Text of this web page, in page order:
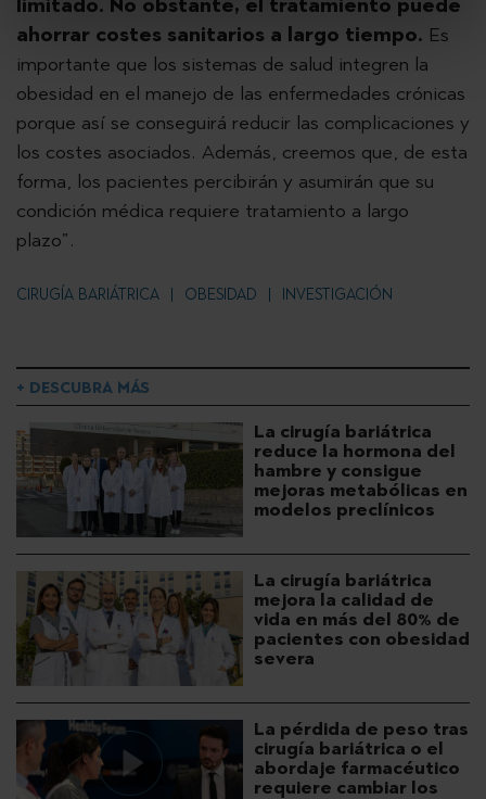
limitado. No obstante, el tratamiento puede
ahorrar costes sanitarios a largo tiempo. Es
importante que los sistemas de salud integren la
obesidad en el manejo de las enfermedades crónicas
porque así se conseguirá reducir las complicaciones y
los costes asociados. Además, creemos que, de esta
forma, los pacientes percibirán y asumirán que su
condición médica requiere tratamiento a largo
plazo”.
CIRUGÍA BARIÁTRICA OBESIDAD INVESTIGACIÓN
+ DESCUBRA MÁS
La cirugía bariátrica
reduce la hormona del
hambre y consigue
mejoras metabólicas en
modelos preclínicos
La cirugía bariátrica
mejora la calidad de
vida en más del 80% de
pacientes con obesidad
severa
La pérdida de peso tras
cirugía bariátrica o el
abordaje farmacéutico
requiere cambiar los